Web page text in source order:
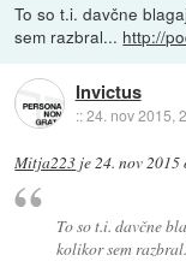
To so t.i. davčne
sem razbral... http://
Invictus
::24. nov 2015,
Mitja223 je24. nov
To so t.i. davčne
kolikor sem